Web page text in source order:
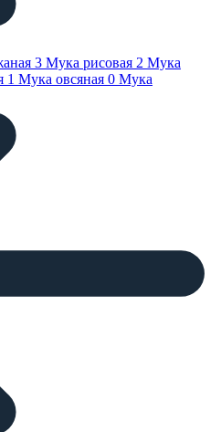
3 Мука рисовая 2 Мука
1 Мука овсяная 0 Мука